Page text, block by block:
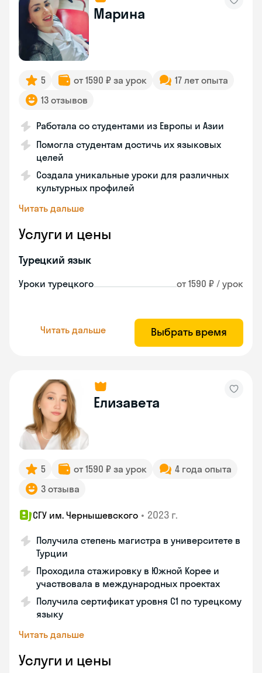
Марина
5 от 1590 ₽ за урок
17 лет опыта
13 отзывов
Работала со студентами из Европы и Азии
Помогла студентам достичь их языковых
целей
Создала уникальные уроки для различных
культурных профилей
Читать дальше
Услуги и цены
Турецкий язык
Уроки турецкого от 1590 ₽ / урок
Читать дальше Выбрать время
Елизавета
5 от 1590 ₽ за урок
4 года опыта
3 отзыва
СГУ им. Чернышевского • 2023 г.
Получила степень магистра в университете в
Турции
Проходила стажировку в Южной Корее и
участвовала в международных проектах
Получила сертификат уровня C1 по турецкому
языку
Читать дальше
Услуги и цены